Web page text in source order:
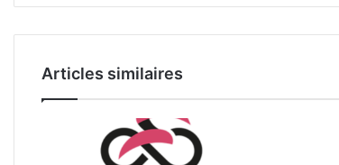
Articles similaires